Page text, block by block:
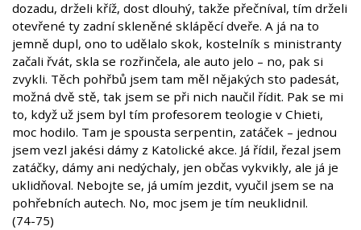
dozadu, drželi kříž, dost dlouhý, takže přečníval, tím drželi
otevřené ty zadní skleněné sklápěcí dveře. A já na to
jemně dupl, ono to udělalo skok, kostelník s ministranty
začali řvát, skla se rozřinčela, ale auto jelo – no, pak si
zvykli. Těch pohřbů jsem tam měl nějakých sto padesát,
možná dvě stě, tak jsem se při nich naučil řídit. Pak se mi
to, když už jsem byl tím profesorem teologie v Chieti,
moc hodilo. Tam je spousta serpentin, zatáček – jednou
jsem vezl jakési dámy z Katolické akce. Já řídil, řezal jsem
zatáčky, dámy ani nedýchaly, jen občas vykvikly, ale já je
uklidňoval. Nebojte se, já umím jezdit, vyučil jsem se na
pohřebních autech. No, moc jsem je tím neuklidnil.
(74-75)